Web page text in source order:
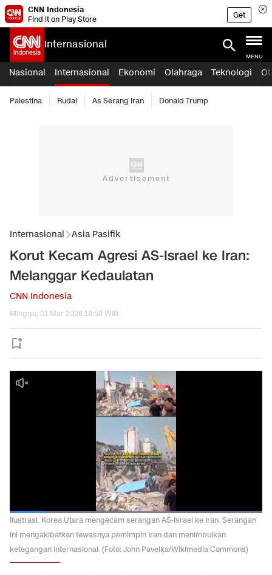
CNN Indonesia
Find it on Play Store
Get
Internasional
MENU
Nasional Internasional Ekonomi Olahraga Teknologi
Palestina Rudal As Serang Iran Donald Trump
Internasional Asia Pasifik
Korut Kecam Agresi AS-Israel ke Iran:
Melanggar Kedaulatan
CNN Indonesia
Minggu, 01 Mar 2026 18:50 WIB
Ilustrasi. Korea Utara mengecam serangan AS-Israel ke Iran. Serangan
ini mengakibatkan tewasnya pemimpin Iran dan menimbulkan
ketegangan internasional. (Foto: John Pavelka/Wikimedia Commons)